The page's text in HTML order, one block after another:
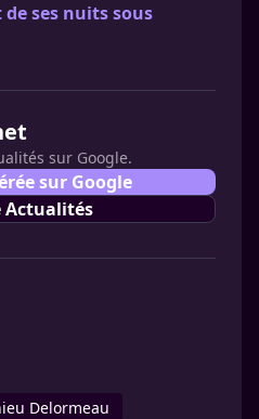
ses nuits sous
sur Google.
sur Google
Actualités
Delormeau